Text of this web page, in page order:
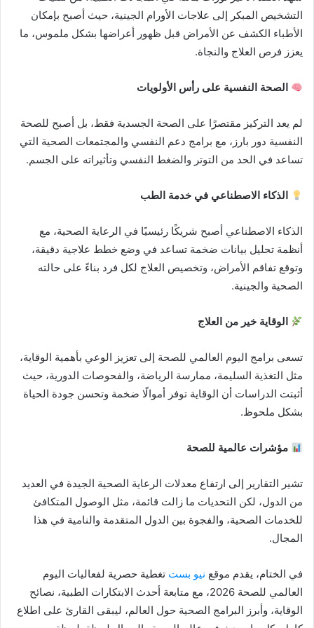
التشخيص المبكر إلى علاجات الأورام الجينية، حيث أصبح بإمكان
الأطباء الكشف عن الأمراض قبل ظهور أعراضها بشكل ملموس، ما
يعزز فرص العلاج والنجاة.
الصحة النفسية على رأس الأولويات
لم يعد التركيز مقتصرًا على الصحة الجسدية فقط، بل أصبح للصحة
النفسية دور بارز، مع برامج دعم النفسي والمجتمعات الصحية التي
تساعد في الحد من التوتر والضغط النفسي وتأثيراته على الجسم.
الذكاء الاصطناعي في خدمة الطب
الذكاء الاصطناعي أصبح شريكًا رئيسيًا في الرعاية الصحية، مع
أنظمة تحليل بيانات ضخمة تساعد في وضع خطط علاجية دقيقة،
وتوقع تفاقم الأمراض، وتخصيص العلاج لكل فرد بناءً على حالته
الصحية والجينية.
الوقاية خير من العلاج
تسعى برامج اليوم العالمي للصحة إلى تعزيز الوعي بأهمية الوقاية،
مثل التغذية السليمة، ممارسة الرياضة، والفحوصات الدورية، حيث
أثبتت الدراسات أن الوقاية توفر أموالًا ضخمة وتحسن جودة الحياة
بشكل ملحوظ.
مؤشرات عالمية للصحة
تشير التقارير إلى ارتفاع معدلات الرعاية الصحية الجيدة في العديد
من الدول، لكن التحديات ما زالت قائمة، مثل الوصول المتكافئ
للخدمات الصحية، والفجوة بين الدول المتقدمة والنامية في هذا
المجال.
في الختام، يقدم موقع نيو بست تغطية حصرية لفعاليات اليوم
العالمي للصحة 2026، مع متابعة أحدث الابتكارات الطبية، نصائح
الوقاية، وأبرز البرامج الصحية حول العالم، ليبقى القارئ على اطلاع